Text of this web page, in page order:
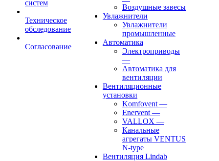
систем
Техническое
обследование
Согласование
Воздушные завесы
Увлажнители
Увлажнители
промышленные
Автоматика
Электроприводы
—
Автоматика для
вентиляции
Вентиляционные
установки
Komfovent —
Enervent —
VALLOX —
Канальные
агрегаты VENTUS
N-type
Вентиляция Lindab